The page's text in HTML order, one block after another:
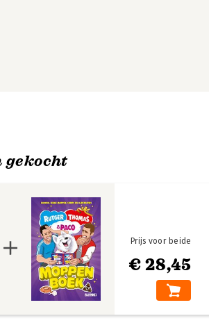
gekocht
€ 28,45
Prijs voor beide